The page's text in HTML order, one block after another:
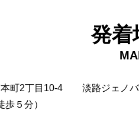
発着
町2丁目10-4 淡路ジェノ
歩５分）